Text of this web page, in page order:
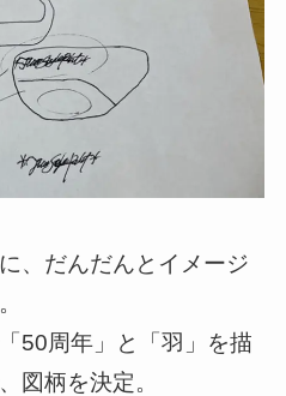
、だんだんとイメージ
50周年」と「羽」を描
図柄を決定。